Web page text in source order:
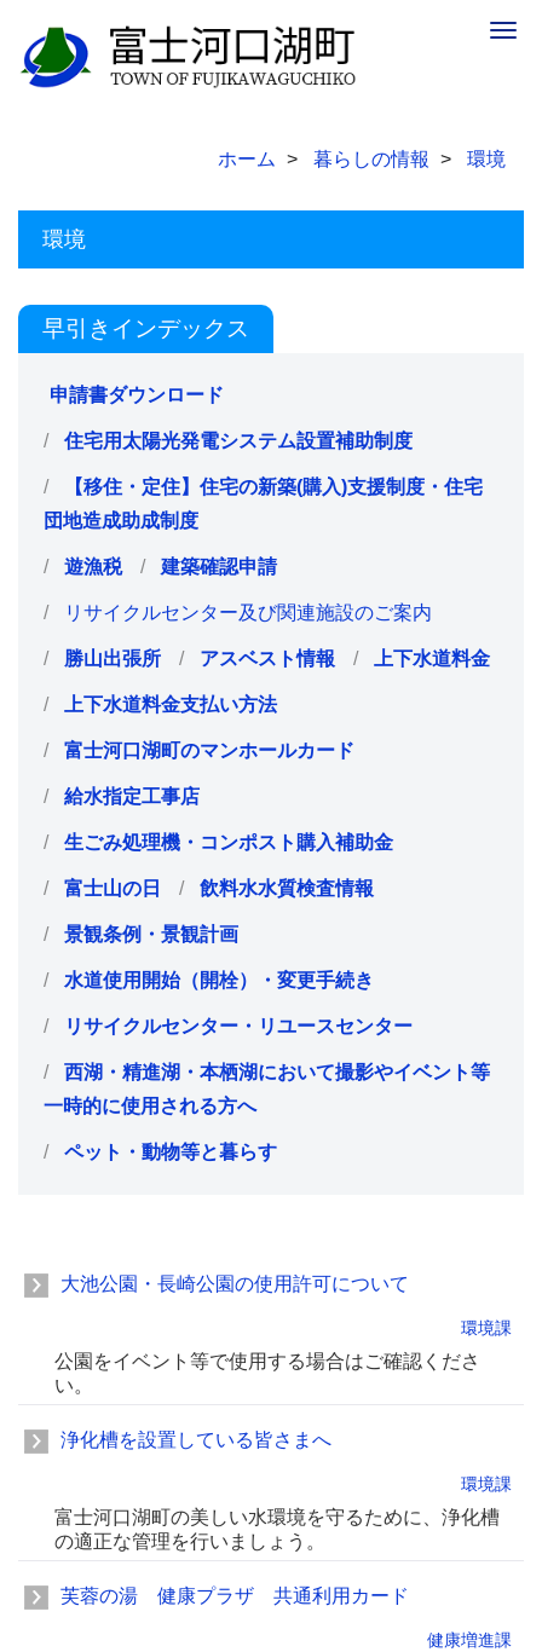
ホーム 暮らしの情報 環境
環境
早引きインデックス
申請書ダウンロード
住宅用太陽光発電システム設置補助制度
【移住・定住】住宅の新築(購入)支援制度・住宅
団地造成助成制度
遊漁税 建築確認申請
リサイクルセンター及び関連施設のご案内
勝山出張所 アスベスト情報 上下水道料金
上下水道料金支払い方法
富士河口湖町のマンホールカード
給水指定工事店
生ごみ処理機・コンポスト購入補助金
富士山の日 飲料水水質検査情報
景観条例・景観計画
水道使用開始（開栓）・変更手続き
リサイクルセンター・リユースセンター
西湖・精進湖・本栖湖において撮影やイベント等
一時的に使用される方へ
ペット・動物等と暮らす
大池公園・長崎公園の使用許可について
環境課
公園をイベント等で使用する場合はご確認くださ
い。
浄化槽を設置している皆さまへ
環境課
富士河口湖町の美しい水環境を守るために、浄化槽
の適正な管理を行いましょう。
芙蓉の湯 健康プラザ 共通利用カード
健康増進課